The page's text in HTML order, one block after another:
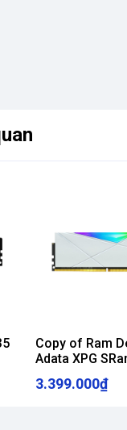
Copy of Ram
Adata XPG
Adata XPG
RGB White
3.399.000₫